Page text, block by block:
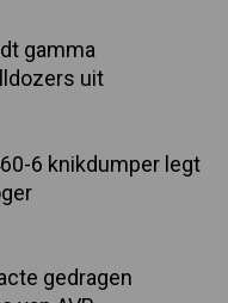
gamma
uit
6 knikdumper legt
gedragen